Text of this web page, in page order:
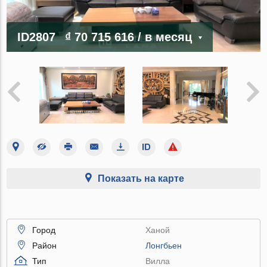
ID2807 ₫ 70 715 616/ в месяц
Показать на карте
Город
Ханой
Район
Лонгбьен
Тип
Вилла